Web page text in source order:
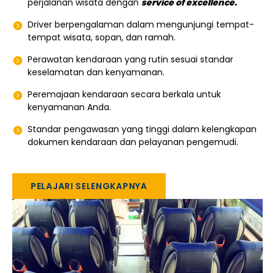
perjalanan wisata dengan service of excellence.
Driver berpengalaman dalam mengunjungi tempat-
tempat wisata, sopan, dan ramah.
Perawatan kendaraan yang rutin sesuai standar
keselamatan dan kenyamanan.
Peremajaan kendaraan secara berkala untuk
kenyamanan Anda.
Standar pengawasan yang tinggi dalam kelengkapan
dokumen kendaraan dan pelayanan pengemudi.
PELAJARI SELENGKAPNYA